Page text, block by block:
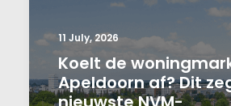
11 July, 2026
Koelt de
Apeldoorn af? Dit